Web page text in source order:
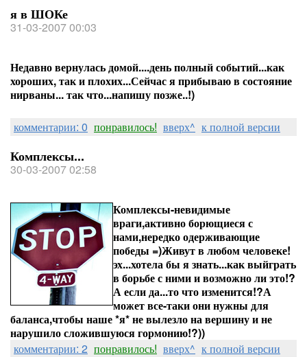
я в ШОКе
31-03-2007 00:03
Недавно вернулась домой....день полный событий...как
хороших, так и плохих...Сейчас я прибываю в состояние
нирваны... так что...напишу позже..!)
комментарии: 0 понравилось! вверх^ к полной версии
Комплексы...
30-03-2007 02:58
Комплексы-невидимые
враги,активно борющиеся с
нами,нередко одерживающие
победы =)Живут в любом человеке!
эх...хотела бы я знать...как выйграть
в борьбе с ними и возможно ли это!?
А если да...то что изменится!?А
может все-таки они нужны для
баланса,чтобы наше *я* не вылезло на вершину и не
нарушило сложившуюся гормонию!?))
комментарии: 2 понравилось! вверх^ к полной версии